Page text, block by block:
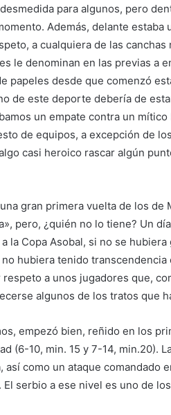
para algunos, pero
Además, delante
a cualquiera de las
le denominan en las previas a
papeles desde que comenzó
de este deporte debería de
un empate contra un
de equipos, a excepción de
casi heroico rascar algún
gran primera vuelta de los
pero, ¿quién no lo tiene? Un
la Copa Asobal, si no se
hubiera tenido
a unos jugadores que,
algunos de los tratos que
empezó bien, reñido en los
(6-10, min. 15 y 7-14, min.20).
así como un ataque comandado
serbio a ese nivel es uno de